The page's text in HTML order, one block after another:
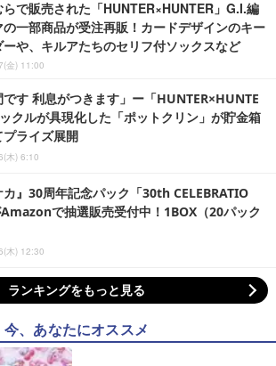
らで販売された「HUNTER×HUNTER」G.I.編
の一部商品が受注再販！カードデザインのキー
ーや、キルアたちのセリフ付ソックスなど
金) 11:00
です 利息がつきます」ー「HUNTER×HUNTE
クルが具現化した「ポットクリン」が貯金箱
プライズ展開
木) 6:10
カ』30周年記念パック「30th CELEBRATIO
で抽選販売受付中！1BOX（20パック
木) 12:30
ランキングをもっと見る
今、あなたにオススメ